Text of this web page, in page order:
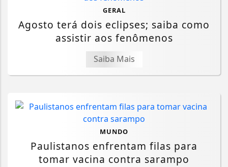
GERAL
Agosto terá dois eclipses; saiba como
assistir aos fenômenos
Saiba Mais
MUNDO
Paulistanos enfrentam filas para
tomar vacina contra sarampo